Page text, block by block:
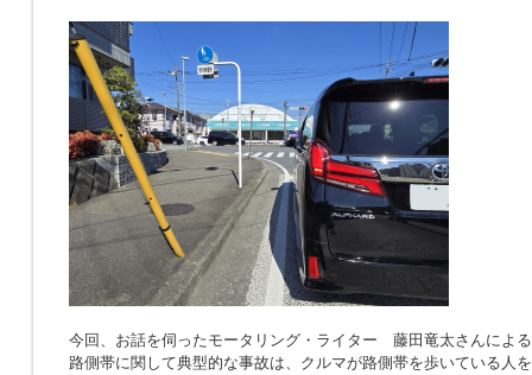
今回、お話を伺ったモータリング・ライター 藤田竜太さんによ
路側帯に関して典型的な事故は、クルマが路側帯を歩いている人